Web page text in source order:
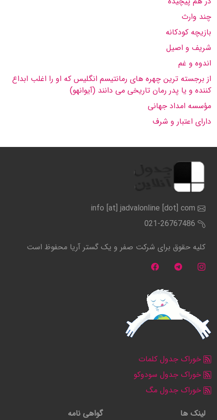
چند وارث
بازیچه كودكانه
شریف و اصیل
اندوه و غم
از برجسته ترین چهره های رمانتیسم انگلیس كه او را اغلب ابداع
كننده و یا پدر رمان تاریخی می دانند (آیوانهو)
مؤسسه امداد جهانی
دارای اعتبار و شرف
info [at] jadvalonline [dot] com
021-26767486
کلیه حقوق برای شرکت صفر و یک گستر آریا محفوظ است
خوراک جدول کلمات
خوراک جدول سودوکو
خوراک جدول مگ
لینک ها
گواهی نامه